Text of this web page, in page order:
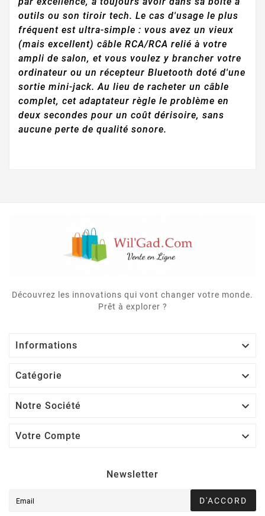
outils ou son tiroir tech. Le cas d'usage le plus
fréquent est ultra-simple : vous avez un vieux
(mais excellent) câble RCA/RCA relié à votre
ampli de salon, et vous voulez y brancher votre
ordinateur ou un récepteur Bluetooth doté d'une
sortie mini-jack. Au lieu de racheter un câble
complet, cet adaptateur règle le problème en
deux secondes pour un coût dérisoire, sans
aucune perte de qualité sonore.
Découvrez les innovations qui vont changer votre monde.
Prêt à explorer ?
Informations 
Catégorie 
Notre Société 
Votre Compte 
Newsletter
D'ACCORD